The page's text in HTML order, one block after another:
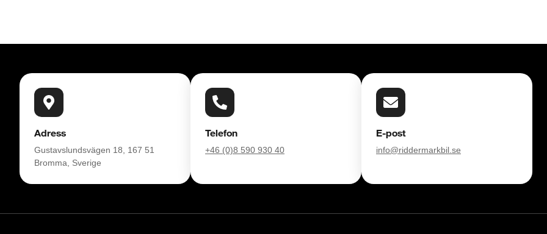
Adress
Gustavslundsvägen 18, 167 51
Bromma, Sverige
Telefon
+46 (0)8 590 930 40
E-post
info@riddermarkbil.se